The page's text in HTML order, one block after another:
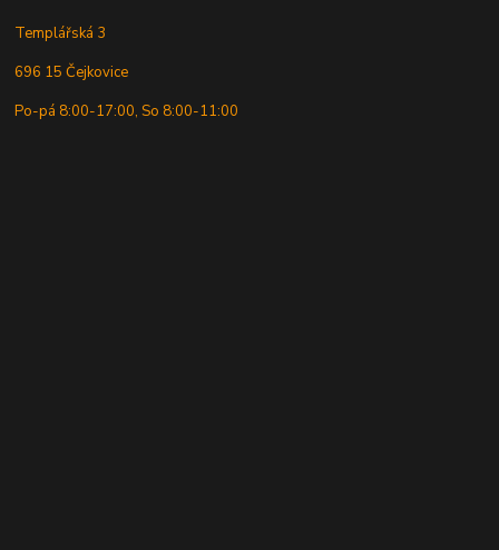
Templářská 3
696 15 Čejkovice
Po-pá 8:00-17:00, So 8:00-11:00